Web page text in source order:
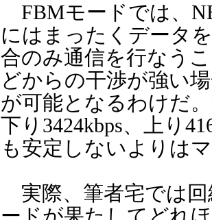
FBMモードでは、
にはまったくデータ
合のみ通信を行なう
どからの干渉が強い
が可能となるわけだ
下り3424kbps、上り
も安定しないよりは
実際、筆者宅では